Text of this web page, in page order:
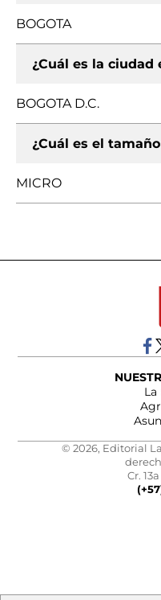
BOGOTA
¿Cuál es la ciudad
BOGOTA D.C.
¿Cuál es el
MICRO
La
© 2026, Editorial
Cr.